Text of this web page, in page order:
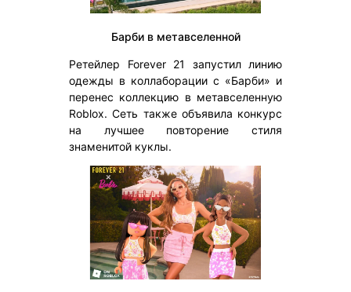
Барби в метавселенной
Ретейлер Forever 21 запустил линию
одежды в коллаборации с «Барби» и
перенес коллекцию в метавселенную
Roblox. Сеть также объявила конкурс
на лучшее повторение стиля
знаменитой куклы.